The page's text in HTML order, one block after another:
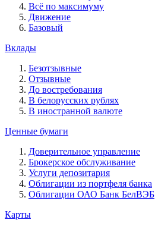
Всё по максимуму
Движение
Базовый
Вклады
Безотзывные
Отзывные
До востребования
В белорусских рублях
В иностранной валюте
Ценные бумаги
Доверительное управление
Брокерское обслуживание
Услуги депозитария
Облигации из портфеля банка
Облигации ОАО Банк БелВЭБ
Карты